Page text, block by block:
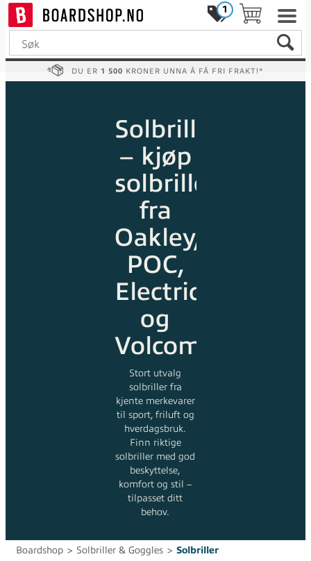
1
DU ER 1 500 KRONER UNNA Å FÅ FRI FRAKT!*
Solbriller
– kjøp
solbriller
fra
Oakley,
POC,
Electric
og
Volcom
Stort utvalg
solbriller fra
kjente merkevarer
til sport, friluft og
hverdagsbruk.
Finn riktige
solbriller med god
beskyttelse,
komfort og stil –
tilpasset ditt
behov.
Boardshop>Solbriller & Goggles>Solbriller